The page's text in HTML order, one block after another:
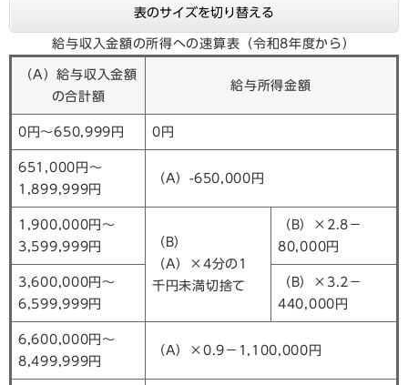
表のサイズを切り替える
給与収入金額の所得への速算表（令和8年度から）
（A）給与収入金額
の合計額
給与所得金額
0円～650,999円 0円
651,000円～
1,899,999円
（A）-650,000円
1,900,000円～
3,599,999円
（B）
（A）×4分の1
千円未満切捨て
（B）×2.8－
80,000円
3,600,000円～
6,599,999円
（B）×3.2－
440,000円
6,600,000円～
8,499,999円
（A）×0.9－1,100,000円